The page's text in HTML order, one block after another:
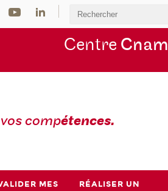
Centre Cnam
compétences.
MES
RÉALISER UN